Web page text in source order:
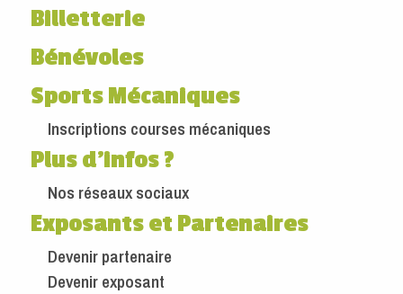
Billetterie
Bénévoles
Sports Mécaniques
Inscriptions courses mécaniques
Plus d'infos ?
Nos réseaux sociaux
Exposants et Partenaires
Devenir partenaire
Devenir exposant